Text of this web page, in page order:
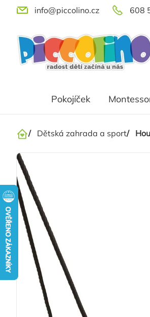
Přejít
obsah
608
info@piccolino.cz
Pokojíček
Domů
/ Dětská zahrada a sport/